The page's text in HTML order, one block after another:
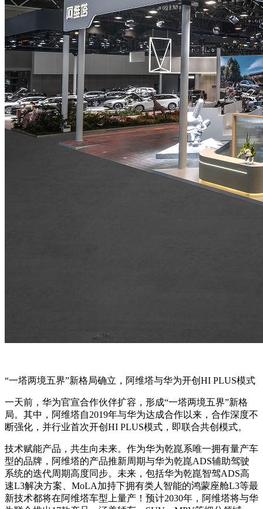
“一塔两境五界”新格局确立，阿维塔与华为开创HI PLUS模式
一天前，华为官宣合作伙伴扩容，形成“一塔两境五界”新格
局。其中，阿维塔自2019年与华为达成合作以来，合作深度不
断强化，并行业首次开创HI PLUS模式，即联合共创模式。
技术赋能产品，共生向未来。作为华为乾崑系唯一拥有量产车
型的品牌，阿维塔的产品推新周期与华为乾崑ADS辅助驾驶
系统的迭代周期高度同步。未来，包括华为乾崑智驾ADS高
速L3解决方案、MoLA加持下拥有类人智能的鸿蒙座舱L3等最
新技术都将在阿维塔车型上量产！预计2030年，阿维塔将与华